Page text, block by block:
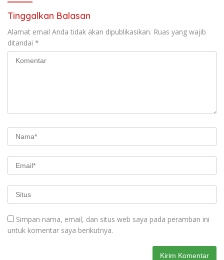
Tinggalkan Balasan
Alamat email Anda tidak akan dipublikasikan. Ruas yang wajib
ditandai *
Simpan nama, email, dan situs web saya pada peramban ini
untuk komentar saya berikutnya.